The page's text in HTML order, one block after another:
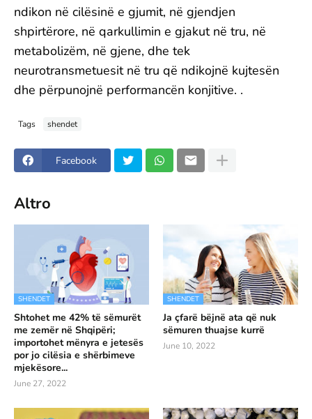
ndikon në cilësinë e gjumit, në gjendjen
shpirtërore, në qarkullimin e gjakut në tru, në
metabolizëm, në gjene, dhe tek
neurotransmetuesit në tru që ndikojnë kujtesën
dhe përpunojnë performancën konjitive. .
Tags shendet
Facebook
Altro
SHENDET
Shtohet me 42% të sëmurët
me zemër në Shqipëri;
importohet mënyra e jetesës
por jo cilësia e shërbimeve
mjekësore...
June 27, 2022
SHENDET
Ja çfarë bëjnë ata që nuk
sëmuren thuajse kurrë
June 10, 2022